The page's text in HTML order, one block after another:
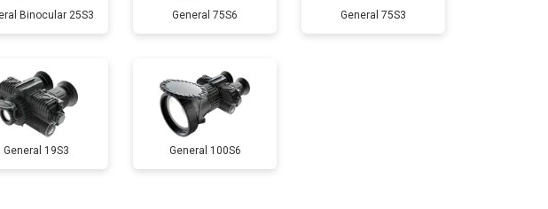
Binocular 25S3 General 75S6 General 75S3
General 19S3 General 100S6